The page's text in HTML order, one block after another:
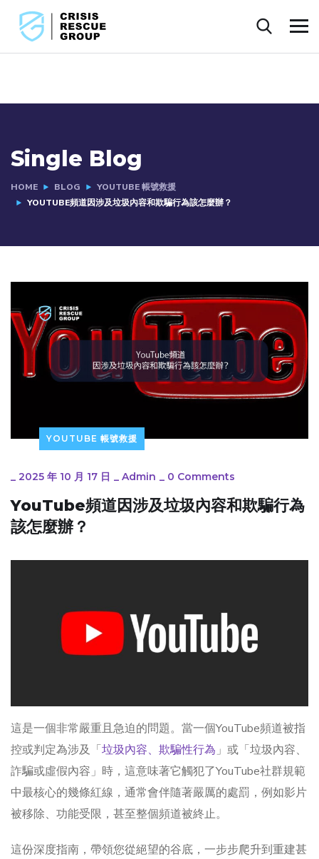
Single Blog
HOME BLOG
YOUTUBE 帳號救援
YOUTUBE頻道因涉及垃圾內容和欺騙行為該怎麼辦？
YOUTUBE 帳號救援
_ 2025 年 10 月 17 日 _ Admin _ 0 Comments
YouTube頻道因涉及垃圾內容和欺騙行為
該怎麼辦？
這是一個非常嚴重且急迫的問題。當一個YouTube頻道被指
控或判定為涉及「垃圾內容、欺騙性行為 」或「垃圾內容、
詐騙或虛假內容」時，這意味著它觸犯了YouTube社群規範
中最核心的幾條紅線，通常會伴隨著嚴厲的處罰，例如影片
被移除、功能受限，甚至整個頻道被終止。
這份深度指南，帶領您從絕望的谷底，一步步爬升到重建甚